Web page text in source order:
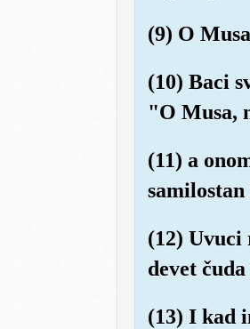
(9) O
(10) Baci
"O Musa,
(11) a
(12) Uvuci
devet
(13) I kad